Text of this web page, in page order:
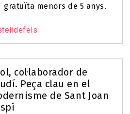
gratuïta menors de 5 anys.
col·laborador de
Peça clau en el
de Sant Joan